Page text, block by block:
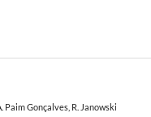
Paim Gonçalves, R. Janowski